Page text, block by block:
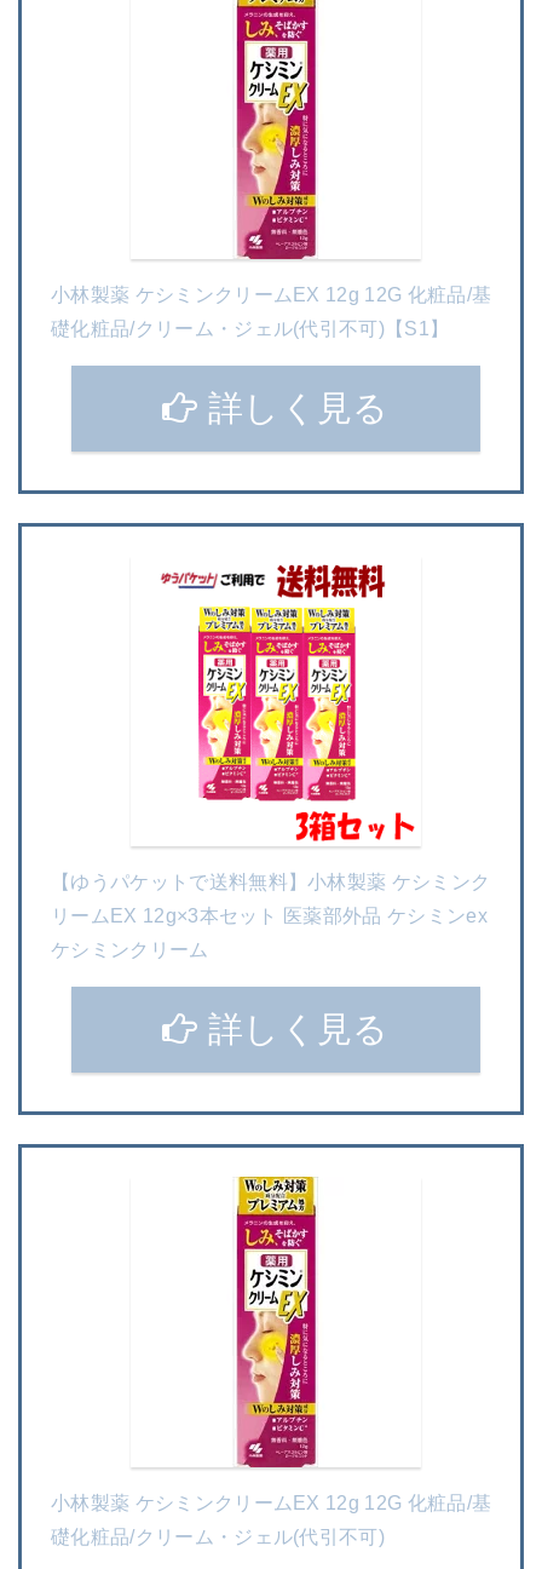
小林製薬 ケシミンクリームEX 12g 12G 化粧品/基
礎化粧品/クリーム・ジェル(代引不可)【S1】
詳しく見る
【ゆうパケットで送料無料】小林製薬 ケシミンク
リームEX 12g×3本セット 医薬部外品 ケシミンex
ケシミンクリーム
詳しく見る
小林製薬 ケシミンクリームEX 12g 12G 化粧品/基
礎化粧品/クリーム・ジェル(代引不可)